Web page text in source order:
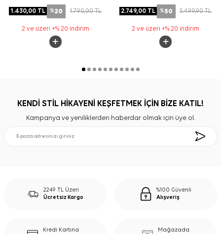
1.430,00 TL %20 1.790,00TL
2 ve üzeri +% 20 indirim
2.749,00 TL %50 5.499,90TL
2 ve üzeri +% 20 indirim
KENDİ STİL HİKAYENİ KEŞFETMEK İÇİN BİZE KATIL!
Kampanya ve yeniliklerden haberdar olmak için üye ol.
2249 TL Üzeri
Ücretsiz Kargo
%100 Güvenli
Alışveriş
Kredi Kartına
Mağazada